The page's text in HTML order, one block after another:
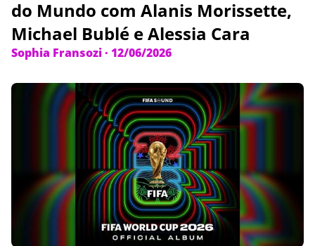
do Mundo com Alanis Morissette,
Michael Bublé e Alessia Cara
Sophia Fransozi· 12/06/2026